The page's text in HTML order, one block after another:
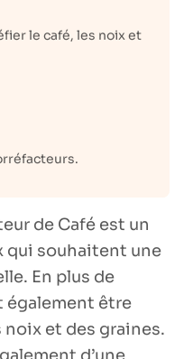
le café, les noix et
de Café est un
qui souhaitent une
En plus de
également être
et des graines.